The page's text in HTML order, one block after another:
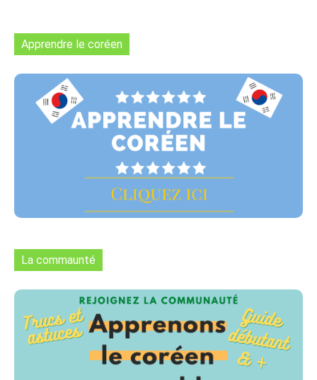
Apprendre le coréen
La commaunté